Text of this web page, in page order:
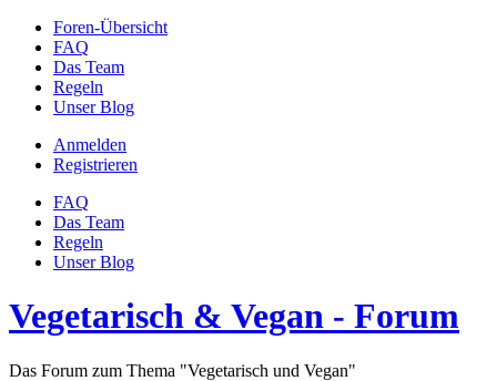
Foren-Übersicht
FAQ
Das Team
Regeln
Unser Blog
Anmelden
Registrieren
FAQ
Das Team
Regeln
Unser Blog
Vegetarisch & Vegan - Forum
Das Forum zum Thema "Vegetarisch und Vegan"